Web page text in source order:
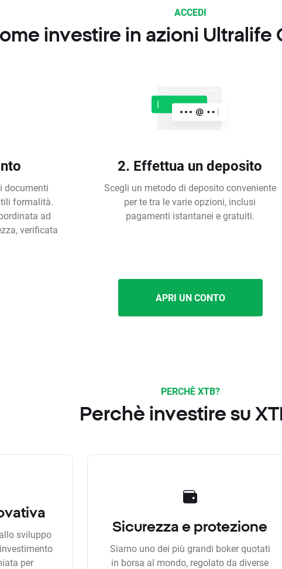
ACCEDI
investire in azioni Ultralife
documenti
formalità.
ad
verificata
2. Effettua un deposito
Scegli un metodo di deposito conveniente
per te tra le varie opzioni, inclusi
pagamenti istantanei e gratuiti.
APRI UN CONTO
PERCHÈ XTB?
Perchè investire su
sviluppo
per
Sicurezza e protezione
Siamo uno dei più grandi boker quotati
in borsa al mondo, regolato da diverse